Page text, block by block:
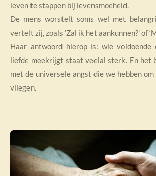
leven te stappen bij levensmoeheid.
De mens worstelt soms wel met
vertelt zij, zoals ‘Zal ik het aankunnen?’ of
Haar antwoord hierop is: wie voldoende
liefde meekrijgt staat veelal sterk. En het
met de universele angst die we hebben
vliegen.